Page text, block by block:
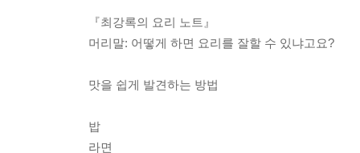
『최강록의 요리 노트』
머리말: 어떻게 하면 요리를 잘할 수 있냐고요?
맛을 쉽게 발견하는 방법
밥
라면